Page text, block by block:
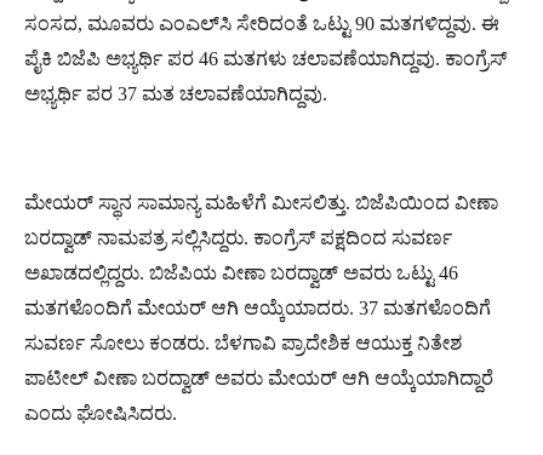
ಸಂಸದ, ಮೂವರು ಎಂಎಲ್​ಸಿ ಸೇರಿದಂತೆ ಒಟ್ಟು 90 ಮತಗಳಿದ್ದವು. ಈ
ಪೈಕಿ ಬಿಜೆಪಿ ಅಭ್ಯರ್ಥಿ ಪರ 46 ಮತಗಳು ಚಲಾವಣೆಯಾಗಿದ್ದವು. ಕಾಂಗ್ರೆಸ್
ಅಭ್ಯರ್ಥಿ ಪರ 37 ಮತ ಚಲಾವಣೆಯಾಗಿದ್ದವು.
ಮೇಯರ್ ಸ್ಥಾನ ಸಾಮಾನ್ಯ ಮಹಿಳೆಗೆ ಮೀಸಲಿತ್ತು. ಬಿಜೆಪಿಯಿಂದ ವೀಣಾ
ಬರದ್ವಾಡ್ ನಾಮಪತ್ರ ಸಲ್ಲಿಸಿದ್ದರು. ಕಾಂಗ್ರೆಸ್ ಪಕ್ಷದಿಂದ ಸುವರ್ಣ
ಅಖಾಡದಲ್ಲಿದ್ದರು. ಬಿಜೆಪಿಯ ವೀಣಾ ಬರದ್ವಾಡ್ ಅವರು ಒಟ್ಟು 46
ಮತಗಳೊಂದಿಗೆ ಮೇಯರ್​ ಆಗಿ ಆಯ್ಕೆಯಾದರು. 37 ಮತಗಳೊಂದಿಗೆ
ಸುವರ್ಣ ಸೋಲು ಕಂಡರು. ಬೆಳಗಾವಿ ಪ್ರಾದೇಶಿಕ ಆಯುಕ್ತ ನಿತೇಶ
ಪಾಟೀಲ್ ವೀಣಾ ಬರದ್ವಾಡ್ ಅವರು ಮೇಯರ್ ಆಗಿ ಆಯ್ಕೆಯಾಗಿದ್ದಾರೆ
ಎಂದು ಘೋಷಿಸಿದರು.